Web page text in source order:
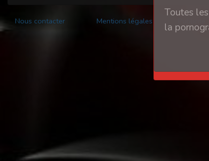
Nous contacter Mentions légales
Toutes
la